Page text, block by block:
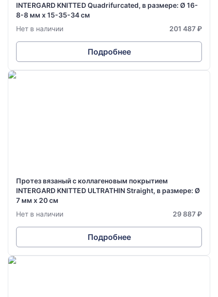
INTERGARD KNITTED Quadrifurcated, в размере: Ø 16-
8-8 мм х 15-35-34 см
Нет в наличии
201 487 ₽
Подробнее
Протез вязаный с коллагеновым покрытием
INTERGARD KNITTED ULTRATHIN Straight, в размере: Ø
7 мм х 20 см
Нет в наличии
29 887 ₽
Подробнее